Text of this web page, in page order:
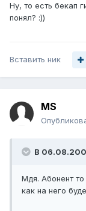
Ну, то есть бекап
понял? :))
Вставить ник
MS
В
Мдя. Абонент
как на него